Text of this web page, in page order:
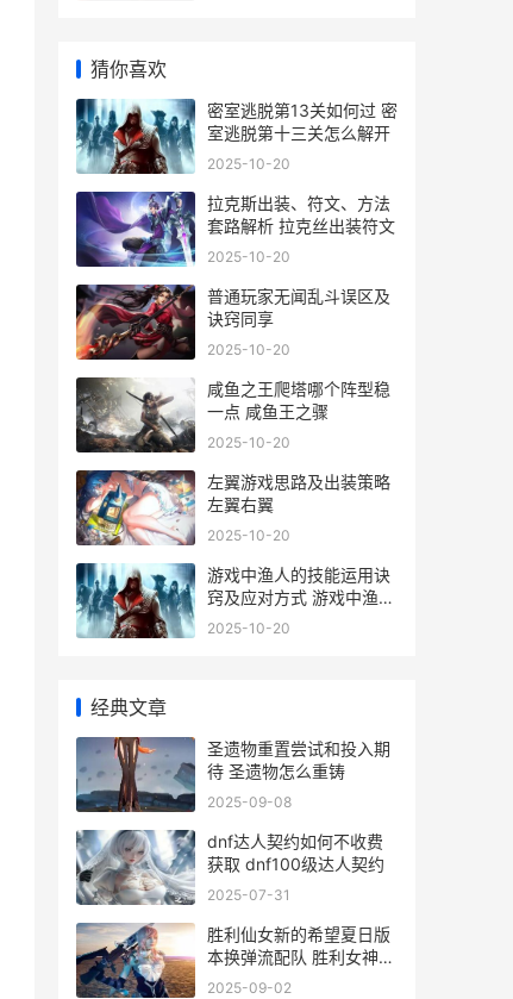
猜你喜欢
密室逃脱第13关如何过 密
室逃脱第十三关怎么解开
2025-10-20
拉克斯出装、符文、方法
套路解析 拉克丝出装符文
2025-10-20
普通玩家无闻乱斗误区及
诀窍同享
2025-10-20
咸鱼之王爬塔哪个阵型稳
一点 咸鱼王之骤
2025-10-20
左翼游戏思路及出装策略
左翼右翼
2025-10-20
游戏中渔人的技能运用诀
窍及应对方式 游戏中渔人
的技能是什么
2025-10-20
经典文章
圣遗物重置尝试和投入期
待 圣遗物怎么重铸
2025-09-08
dnf达人契约如何不收费
获取 dnf100级达人契约
2025-07-31
胜利仙女新的希望夏日版
本换弹流配队 胜利女神的
全名
2025-09-02